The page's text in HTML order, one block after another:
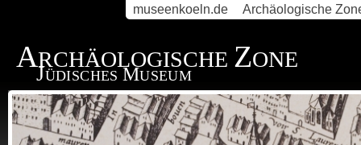
museenkoeln.de Archäologische
ARCHÄOLOGISCHE ZONE
JÜDISCHESMUSEUM